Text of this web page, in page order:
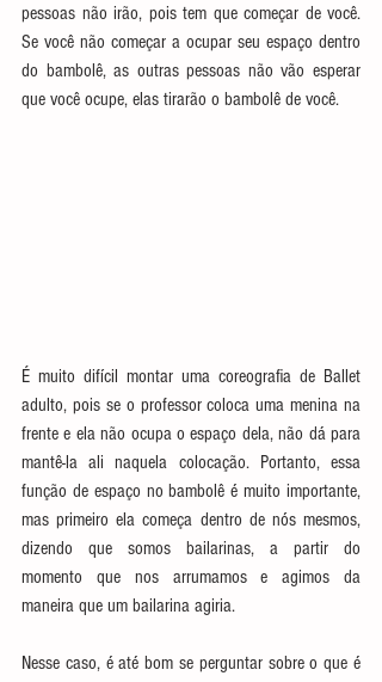
pessoas não irão, pois tem que começar de você.
Se você não começar a ocupar seu espaço dentro
do bambolê, as outras pessoas não vão esperar
que você ocupe, elas tirarão o bambolê de você.
É muito difícil montar uma coreografia de Ballet
adulto, pois se o professor coloca uma menina na
frente e ela não ocupa o espaço dela, não dá para
mantê-la ali naquela colocação. Portanto, essa
função de espaço no bambolê é muito importante,
mas primeiro ela começa dentro de nós mesmos,
dizendo que somos bailarinas, a partir do
momento que nos arrumamos e agimos da
maneira que um bailarina agiria.
Nesse caso, é até bom se perguntar sobre o que é